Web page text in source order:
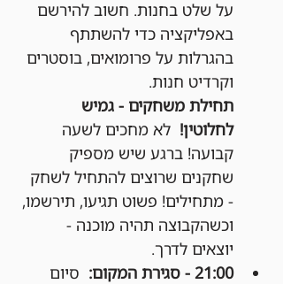
על שלט בחנות. חשוב להירשם
באפליקציה כדי להשתתף
בהגרלות על פרומואים, בוסטרים
וקרדיט חנות.
תחילת משחקים - גמיש
לחלוטין! לא מחכים לשעה
קבועה! ברגע שיש מספיק
שחקנים שרוצים להתחיל לשחק
- מתחילים! פשוט תגיעו, תירשמו,
וכשהקבוצה תהיה מוכנה -
יוצאים לדרך.
21:00 - סגירת המקום:
סיום